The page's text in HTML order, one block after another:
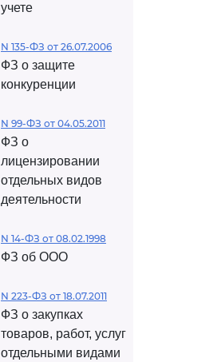
учете
N 135-ФЗ от 26.07.2006
ФЗ о защите
конкуренции
N 99-ФЗ от 04.05.2011
ФЗ о
лицензировании
отдельных видов
деятельности
N 14-ФЗ от 08.02.1998
ФЗ об ООО
N 223-ФЗ от 18.07.2011
ФЗ о закупках
товаров, работ, услуг
отдельными видами